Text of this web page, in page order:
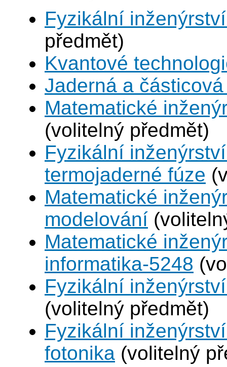
Fyzikální
předmět)
Kvantové
Jaderná a
Matematické
(volitelný předmět)
Fyzikální
termojaderné fúze
Matematické
modelování
Matematické
informatika-5248
Fyzikální
(volitelný předmět)
Fyzikální
fotonika (volitelný